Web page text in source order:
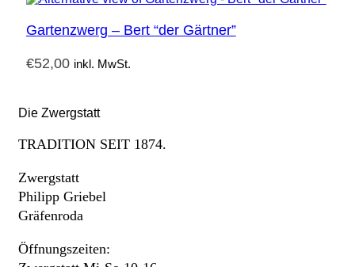
Gartenzwerg – Bert “der Gärtner”
€52,00 inkl. MwSt.
Die Zwergstatt
TRADITION SEIT 1874.
Zwergstatt
Philipp Griebel
Gräfenroda
Öffnungszeiten: